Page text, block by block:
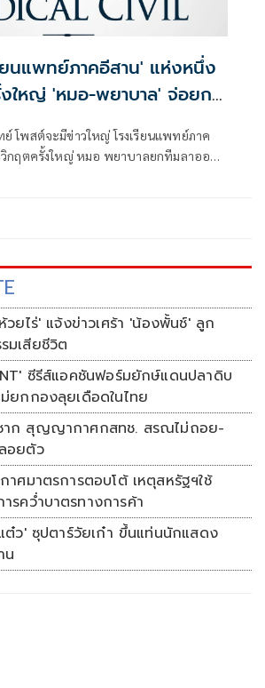
ยนแพทย์ภาคอีสาน' แห่งหนึ่ง
ใหญ่ 'หมอ-พยาบาล' จ่อยก
โพสต์จะมีข่าวใหญ่ โรงเรียนแพทย์ภาค
วิกฤตครั้งใหญ่ หมอ พยาบาลยกทีมลาออก
ยไร่' แจ้งข่าวเศร้า 'น้องพั้นช์' ลูก
มเสียชีวิต
ซีรีส์แอคชันฟอร์มยักษ์แดนปลาดิบ
ม่ยกกองลุยเดือดในไทย
สุญญากาศกสทช. สรณไม่ถอย-
อยตัว
าศมาตรการตอบโต้ เหตุสหรัฐฯใช้
รคว่ำบาตรทางการค้า
ต๋ว' ซุปตาร์วัยเก๋า ขึ้นแท่นนักแสดง
น